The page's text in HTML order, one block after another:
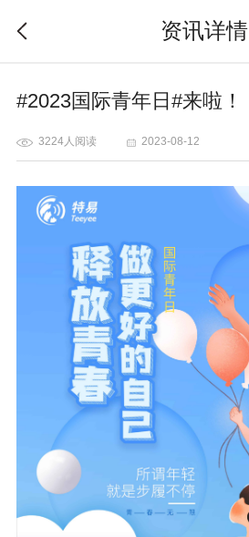
资讯详情
#2023国际青年日#来啦！
3224人阅读 2023-08-12